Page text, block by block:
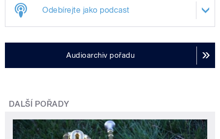
Odebírejte jako podcast
Audioarchiv pořadu
DALŠÍ POŘADY